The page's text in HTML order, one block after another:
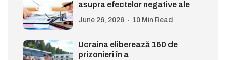
asupra efectelor negative ale
June 26, 2026 10 Min Read
Ucraina eliberează 160 de
prizonieri în a